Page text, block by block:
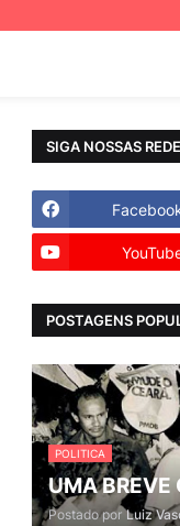
SIGA NOSSAS
POSTAGENS
POLITICA
UMA BREVE
Postado por Luiz